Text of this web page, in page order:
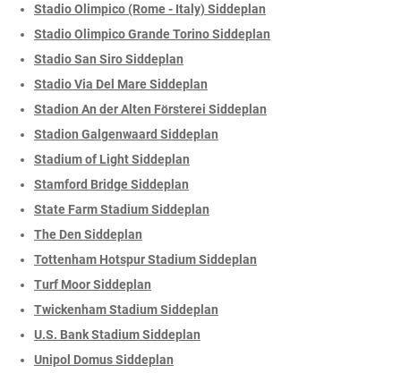
Stadio Olimpico (Rome - Italy) Siddeplan
Stadio Olimpico Grande Torino Siddeplan
Stadio San Siro Siddeplan
Stadio Via Del Mare Siddeplan
Stadion An der Alten Försterei Siddeplan
Stadion Galgenwaard Siddeplan
Stadium of Light Siddeplan
Stamford Bridge Siddeplan
State Farm Stadium Siddeplan
The Den Siddeplan
Tottenham Hotspur Stadium Siddeplan
Turf Moor Siddeplan
Twickenham Stadium Siddeplan
U.S. Bank Stadium Siddeplan
Unipol Domus Siddeplan